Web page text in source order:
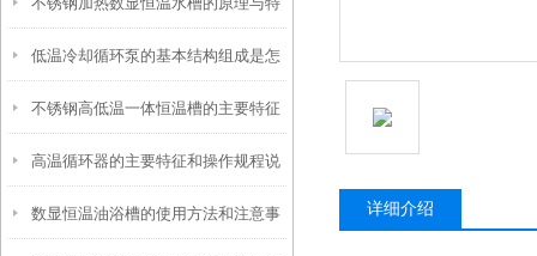
时需要注意这几点
点是怎样的？
低温冷却循环泵的基本结构组成是怎
样的？
不锈钢高低温一体恒温槽的主要特征
和使用要点说明
高温循环器的主要特征和操作规程说
明
数显恒温油浴槽的使用方法和注意事 详细介绍